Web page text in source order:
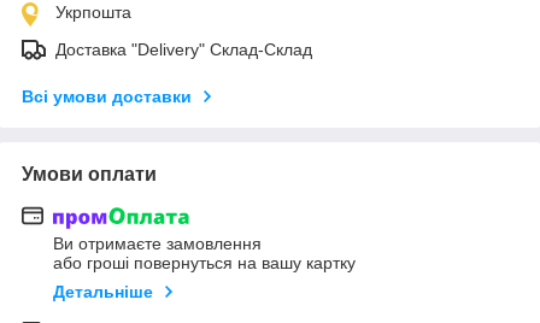
Укрпошта
Доставка "Delivery" Склад-Склад
Всі умови доставки
Умови оплати
Ви отримаєте замовлення
або гроші повернуться на вашу картку
Детальніше